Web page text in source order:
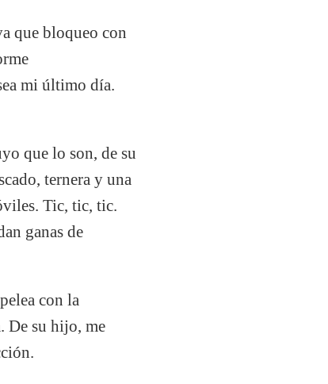
que bloqueo con
mi último día.
que lo son, de su
ternera y una
Tic, tic, tic.
ganas de
con la
De su hijo, me